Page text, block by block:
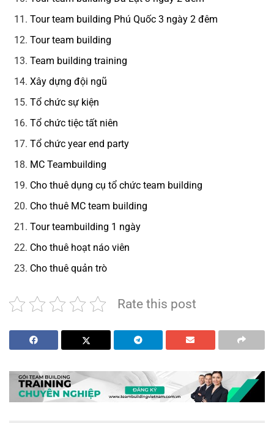
Tour team building Phú Quốc 3 ngày 2 đêm
Tour team building
Team building training
Xây dựng đội ngũ
Tổ chức sự kiện
Tổ chức tiệc tất niên
Tổ chức year end party
MC Teambuilding
Cho thuê dụng cụ tổ chức team building
Cho thuê MC team building
Tour teambuilding 1 ngày
Cho thuê hoạt náo viên
Cho thuê quản trò
Rate this post